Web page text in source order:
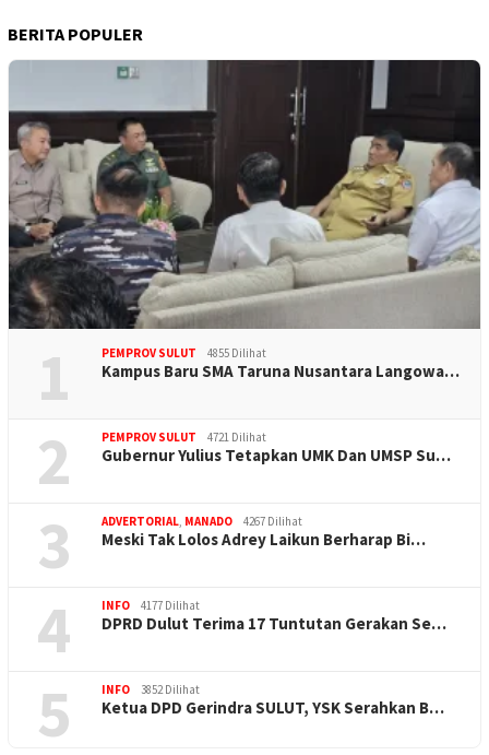
BERITA POPULER
1 PEMPROV SULUT 4855 Dilihat
Kampus Baru SMA Taruna Nusantara Langowa…
2 PEMPROV SULUT 4721 Dilihat
Gubernur Yulius Tetapkan UMK Dan UMSP Su…
3 ADVERTORIAL MANADO 4267 Dilihat
Meski Tak Lolos Adrey Laikun Berharap Bi…
4 INFO 4177 Dilihat
DPRD Dulut Terima 17 Tuntutan Gerakan Se…
5 INFO 3852 Dilihat
Ketua DPD Gerindra SULUT, YSK Serahkan B…